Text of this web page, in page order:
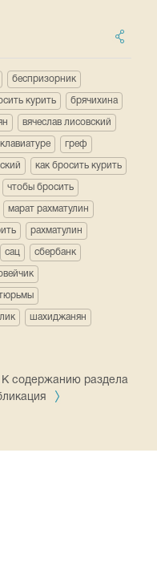
беспризорник
курить брячихина
вячеслав лисовский
греф
как бросить курить
чтобы бросить
марат рахматулин
рахматулин
сац сбербанк
шахиджанян
К содержанию раздела